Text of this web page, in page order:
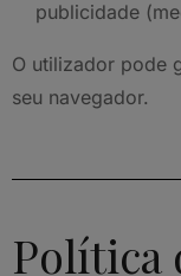
publicidade
O utilizador pode
seu navegador.
Política